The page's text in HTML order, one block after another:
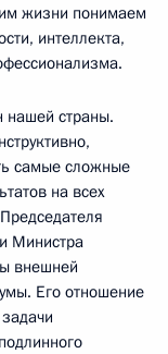
жизни понимаем
интеллекта,
нашей страны.
самые сложные
на всех
Министра
внешней
Его отношение